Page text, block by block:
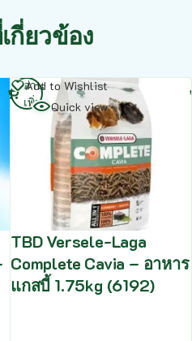
กี่ยวข้อง
Add to Wishlist
Quick view
TBD Versele-Laga
Complete Cavia – อาหาร
แกสบี้ 1.75kg (6192)
อ่าน
เพิ่ม